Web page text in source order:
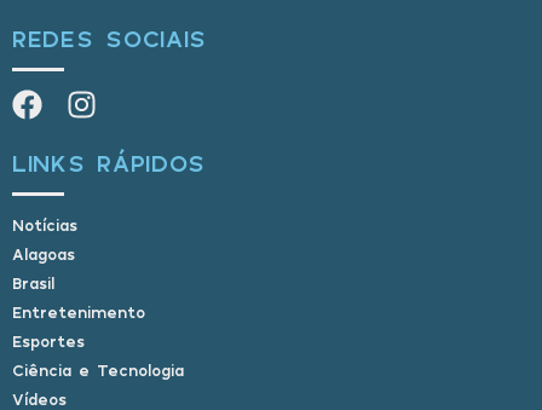
REDES SOCIAIS
LINKS RÁPIDOS
Notícias
Alagoas
Brasil
Entretenimento
Esportes
Ciência e Tecnologia
Vídeos